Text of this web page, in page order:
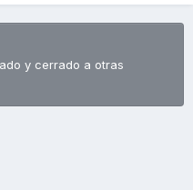
y cerrado a otras